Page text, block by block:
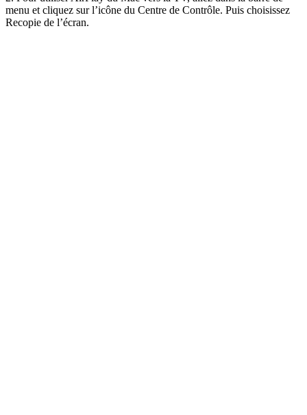
menu et cliquez sur l’icône du Centre de Contrôle. Puis choisissez
Recopie de l’écran.